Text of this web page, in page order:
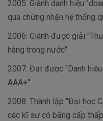
2005: Giành danh hiệu
qua chứng nhận hệ thống
2006: Giành được giải
hàng trong nước"
2007: Đạt được "Danh
AAA+"
2008: Thành lập "Đại học
các kĩ sư có bằng cấp